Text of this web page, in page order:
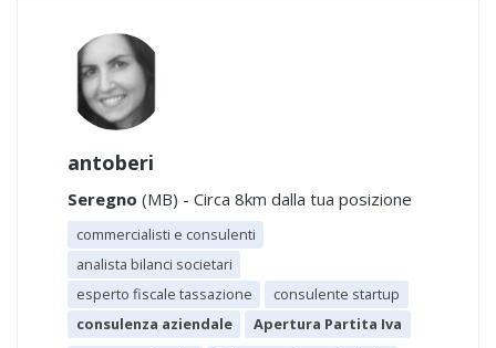
antoberi
Seregno (MB) - Circa 8km dalla tua posizione
commercialisti e consulenti
analista bilanci societari
esperto fiscale tassazione
consulente startup
consulenza aziendale
Apertura Partita Iva